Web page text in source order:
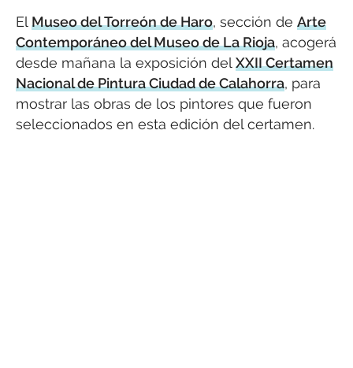
ElMuseo del Torreón de Haro, sección de Arte
Contemporáneo del Museo de La Rioja, acogerá
desde mañana la exposición delXXII Certamen
Nacional de Pintura Ciudad de Calahorra, para
mostrar las obras de los pintores que fueron
seleccionados en esta edición del certamen.